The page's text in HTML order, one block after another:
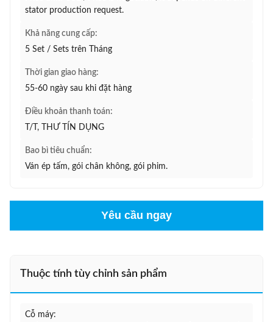
stator production request.
Khả năng cung cấp:
5 Set / Sets trên Tháng
Thời gian giao hàng:
55-60 ngày sau khi đặt hàng
Điều khoản thanh toán:
T/T, THƯ TÍN DỤNG
Bao bì tiêu chuẩn:
Ván ép tấm, gói chân không, gói phim.
Yêu cầu ngay
Thuộc tính tùy chỉnh sản phẩm
Cỗ máy: